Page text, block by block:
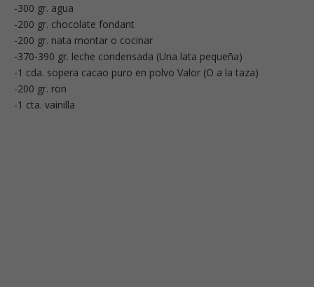
-300 gr. agua
-200 gr. chocolate fondant
-200 gr. nata montar o cocinar
-370-390 gr. leche condensada (Una lata pequeña)
-1 cda. sopera cacao puro en polvo Valor (O a la taza)
-200 gr. ron
-1 cta. vainilla